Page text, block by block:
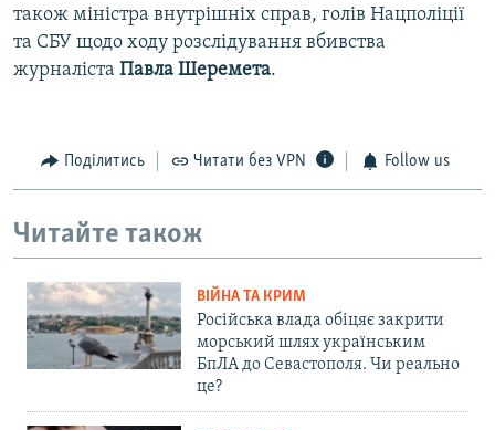
також міністра внутрішніх справ, голів Нацполіції
та СБУ щодо ходу розслідування вбивства
журналіста Павла Шеремета.
Поділитись Читати без VPN Follow us
Читайте також
ВІЙНА ТА КРИМ
Російська влада обіцяє закрити
морський шлях українським
БпЛА до Севастополя. Чи реально
це?